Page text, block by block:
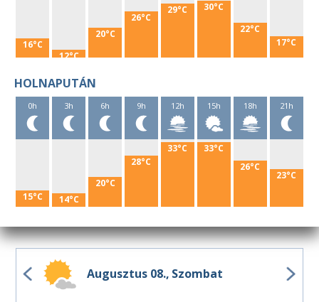
16°C
12°C
20°C
26°C
29°C 30°C
22°C
17°C
HOLNAPUTÁN
0h
15°C
3h
14°C
6h
20°C
9h
28°C
12h
33°C
15h
33°C
18h
26°C
21h
23°C
Augusztus 08. Szombat